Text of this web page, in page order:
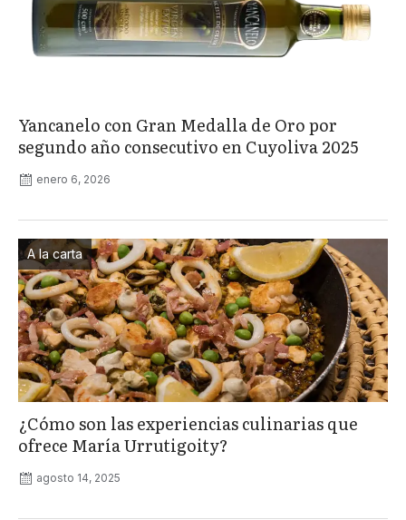
Yancanelo con Gran Medalla de Oro por
segundo año consecutivo en Cuyoliva 2025
enero 6, 2026
A la carta
¿Cómo son las experiencias culinarias que
ofrece María Urrutigoity?
agosto 14, 2025